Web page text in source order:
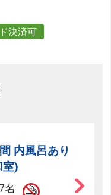
決済可
内風呂あり
室)
名